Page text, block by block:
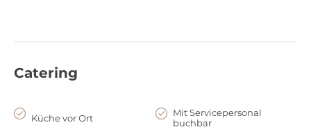
runden das Gesamtbild des Convention Bereiches ab.
Das Hotel Ambiance Rivoli bietet 66 Design-Zimmer und
von spanischem Art Deco und unterscheiden sich im Interieur
komplett voneinander – kein Zimmer gleicht dem anderen!
Catering
Küche vor Ort
Mit Servicepersonal
buchbar